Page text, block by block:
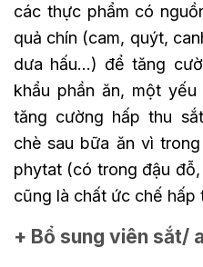
các thực phẩm có
quả chín (cam, quýt,
dưa hấu…) để tăng
khẩu phần ăn, một
tăng cường hấp thu
chè sau bữa ăn vì
phytat (có trong đậu
cũng là chất ức chế hấp
+ Bổ sung viên sắt/